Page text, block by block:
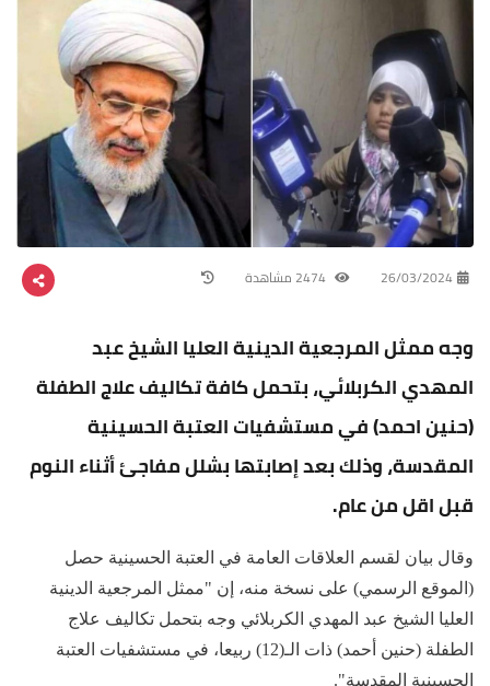
26/03/2024
وجه ممثل المرجعية الدينية العليا الشيخ عبد
المهدي الكربلائي، بتحمل كافة تكاليف علاج الطفلة
(حنين احمد) في مستشفيات العتبة الحسينية
المقدسة، وذلك بعد إصابتها بشلل مفاجئ أثناء النوم
قبل اقل من عام.
وقال بيان لقسم العلاقات العامة في العتبة الحسينية حصل
(الموقع الرسمي) على نسخة منه، إن "ممثل المرجعية الدينية
العليا الشيخ عبد المهدي الكربلائي وجه بتحمل تكاليف علاج
الطفلة (حنين أحمد) ذات الـ(12) ربيعا، في مستشفيات العتبة
الحسينية المقدسة".